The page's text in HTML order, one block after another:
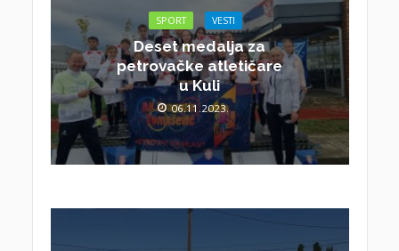
SPORT VESTI
Deset medalja za
petrovačke atletičare
u Kuli
06.11.2023.